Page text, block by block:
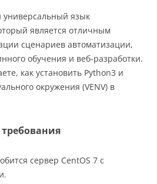
универсальный язык
является отличным
сценариев автоматизации,
обучения и веб-разработки.
как установить Python3 и
окружения (VENV) в
сервер CentOS 7 с